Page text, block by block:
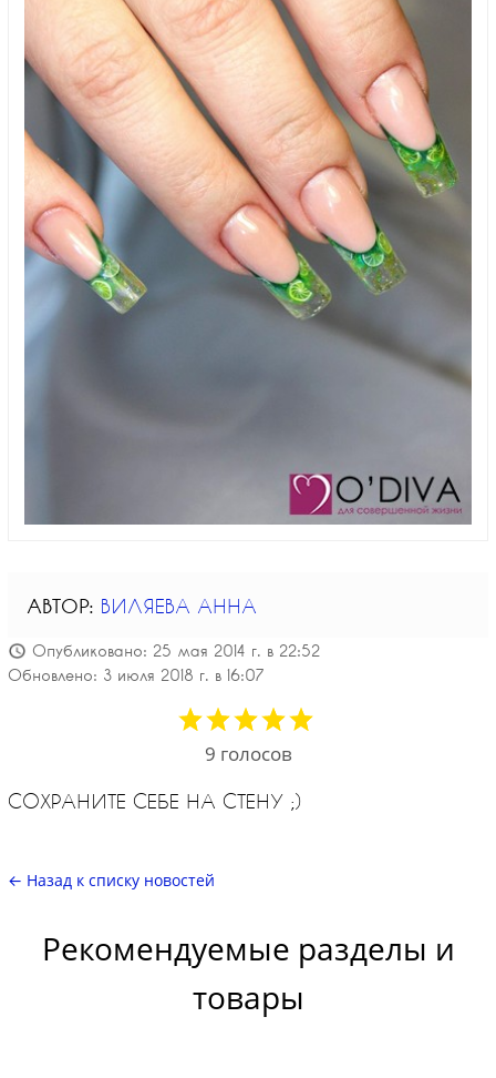
АВТОР: ВИЛЯЕВА АННА
Опубликовано: 25 мая 2014 г. в 22:52
Обновлено: 3 июля 2018 г. в 16:07
9 голосов
СОХРАНИТЕ СЕБЕ НА СТЕНУ ;)
← Назад к списку новостей
Рекомендуемые разделы и
товары